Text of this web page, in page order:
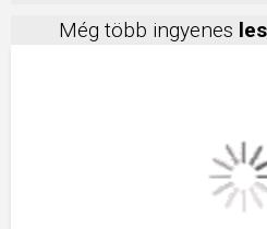
Még több ingyenes